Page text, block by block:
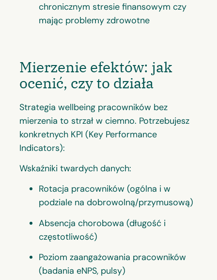
chronicznym stresie finansowym czy
mając problemy zdrowotne
Mierzenie efektów: jak
ocenić, czy to działa
Strategia wellbeing pracowników bez
mierzenia to strzał w ciemno. Potrzebujesz
konkretnych KPI (Key Performance
Indicators):
Wskaźniki twardych danych:
Rotacja pracowników (ogólna i w
podziale na dobrowolną/przymusową)
Absencja chorobowa (długość i
częstotliwość)
Poziom zaangażowania pracowników
(badania eNPS, pulsy)